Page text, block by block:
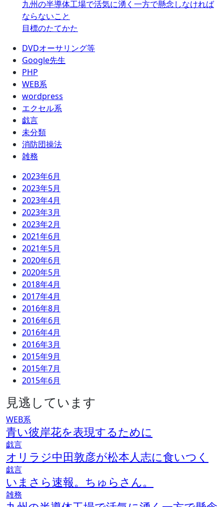
九州の半導体工場で活気に湧く一方で懸念しなければ
ならないこと
目標のたてかた
DVDオーサリング等
Google先生
PHP
WEB系
wordpress
エクセル系
戯言
未分類
消防団操法
雑務
2023年6月
2023年5月
2023年4月
2023年3月
2023年2月
2021年6月
2021年5月
2020年6月
2020年5月
2018年4月
2017年4月
2016年8月
2016年6月
2016年4月
2016年3月
2015年9月
2015年7月
2015年6月
見逃しています
WEB系
青い彼岸花を表現するために
戯言
オリラジ中田敦彦が松本人志に食いつく
戯言
いまさら速報。ちゅらさん。
雑務